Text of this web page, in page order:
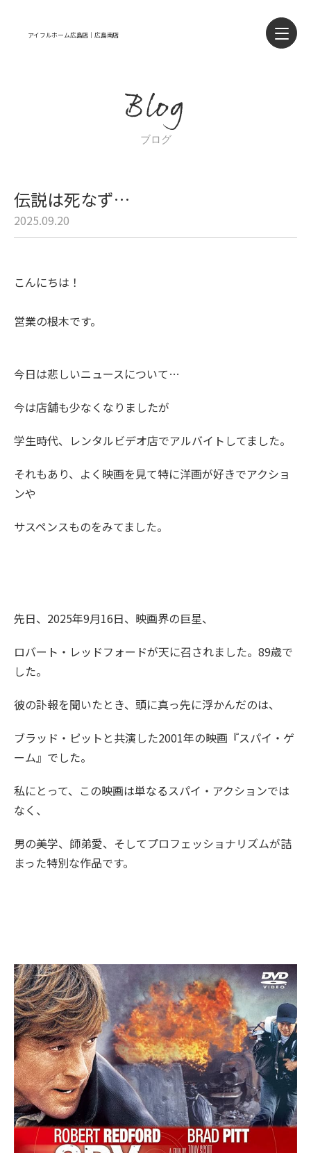
アイフルホーム広島店｜広島南店
Blog
ブログ
伝説は死なず…
2025.09.20
こんにちは！
営業の根木です。
今日は悲しいニュースについて…
今は店舗も少なくなりましたが
学生時代、レンタルビデオ店でアルバイトしてました。
それもあり、よく映画を見て特に洋画が好きでアクショ
ンや
サスペンスものをみてました。
先日、2025年9月16日、映画界の巨星、
ロバート・レッドフォードが天に召されました。89歳で
した。
彼の訃報を聞いたとき、頭に真っ先に浮かんだのは、
ブラッド・ピットと共演した2001年の映画『スパイ・ゲ
ーム』でした。
私にとって、この映画は単なるスパイ・アクションでは
なく、
男の美学、師弟愛、そしてプロフェッショナリズムが詰
まった特別な作品です。